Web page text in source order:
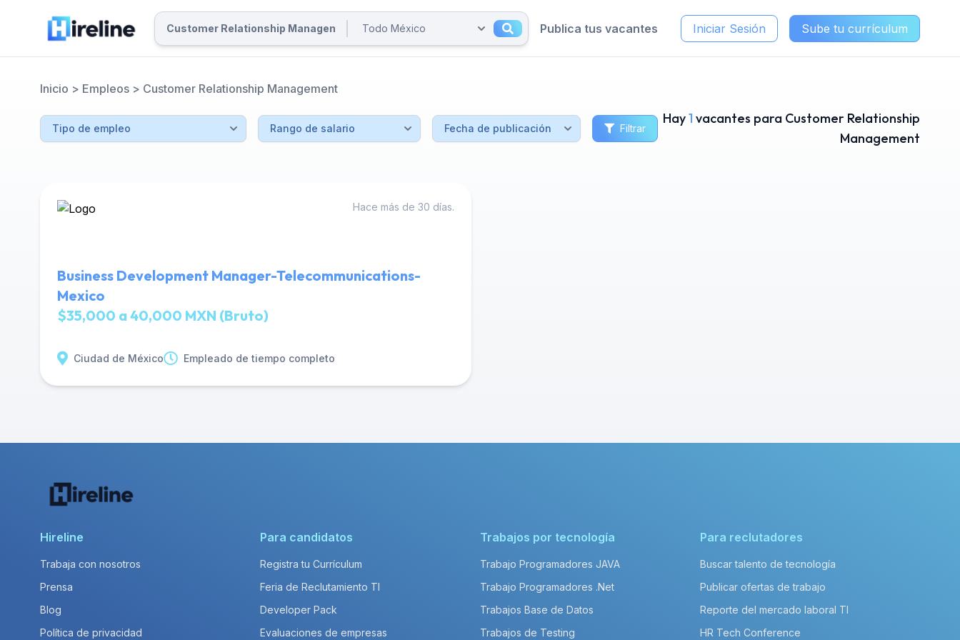
Publica tus vacantes Iniciar Sesión Sube tu currículum
Inicio > Empleos > Customer Relationship Management
Filtrar
Hay1 vacantes para Customer Relationship
Management
Hace más de 30 días.
Business Development Manager-Telecommunications-
Mexico
$35,000 a 40,000 MXN (Bruto)
Ciudad de México Empleado de tiempo completo
Hireline
Trabaja con nosotros
Prensa
Blog
Política de privacidad
Para candidatos
Registra tu Currículum
Feria de Reclutamiento TI
Developer Pack
Evaluaciones de empresas
Trabajos por tecnología
Trabajo Programadores JAVA
Trabajo Programadores .Net
Trabajos Base de Datos
Trabajos de Testing
Para reclutadores
Buscar talento de tecnología
Publicar ofertas de trabajo
Reporte del mercado laboral TI
HR Tech Conference